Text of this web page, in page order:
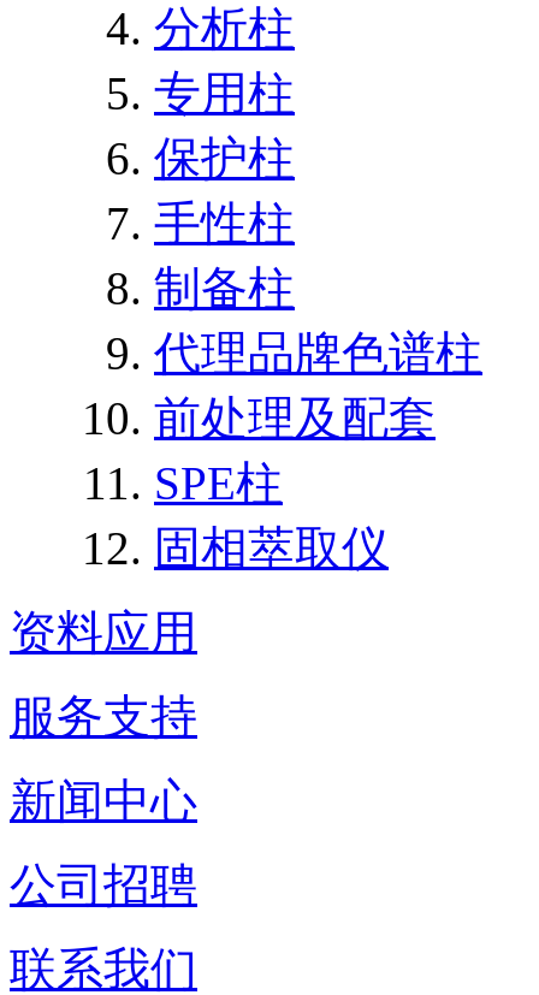
分析柱
专用柱
保护柱
手性柱
制备柱
代理品牌色谱柱
前处理及配套
SPE柱
固相萃取仪
资料应用
服务支持
新闻中心
公司招聘
联系我们